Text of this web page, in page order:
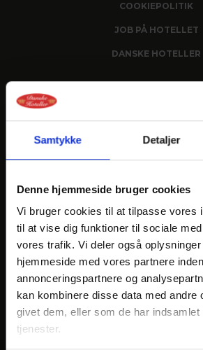
Samtykke Detaljer
Denne hjemmeside bruger cookies
Vi bruger cookies til at tilpasse vores
til at vise dig funktioner til sociale
vores trafik. Vi deler også
hjemmeside med vores partnere
annonceringspartnere og
kan kombinere disse data med andre
givet dem, eller som de har
tjenester.
COOKIEPOLITIK
JOB PÅ HOTELLET
DANSKE HOTELLER